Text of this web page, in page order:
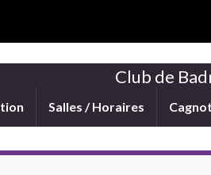
Club de
Salles / Horaires